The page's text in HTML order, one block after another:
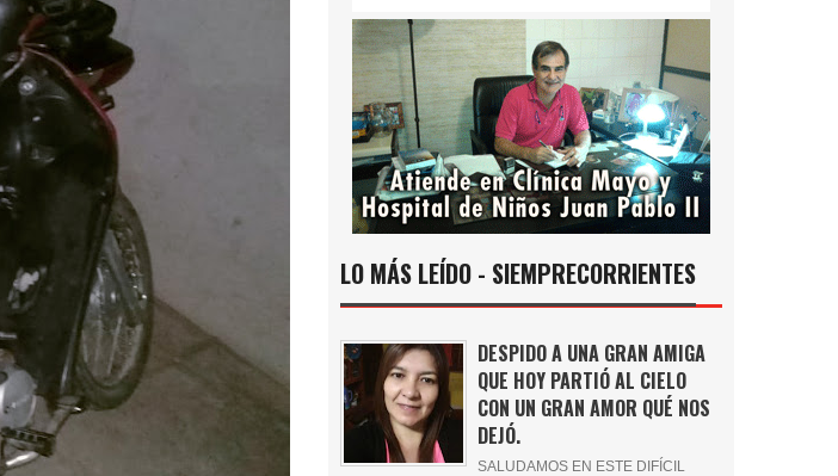
LO MÁS LEÍDO - SIEMPRECORRIENTES
DESPIDO A UNA GRAN AMIGA
QUE HOY PARTIÓ AL CIELO
CON UN GRAN AMOR QUÉ NOS
DEJÓ.
SALUDAMOS EN ESTE DIFÍCIL